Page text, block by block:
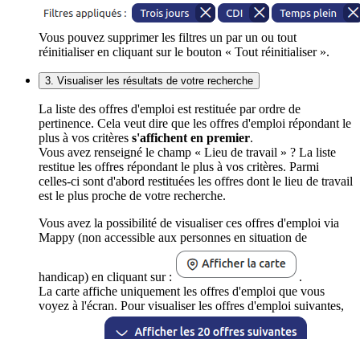
Vous pouvez supprimer les filtres un par un ou tout
réinitialiser en cliquant sur le bouton « Tout réinitialiser ».
3. Visualiser les résultats de votre recherche
La liste des offres d'emploi est restituée par ordre de
pertinence. Cela veut dire que les offres d'emploi répondant le
plus à vos critères s'affichent en premier.
Vous avez renseigné le champ « Lieu de travail » ? La liste
restitue les offres répondant le plus à vos critères. Parmi
celles-ci sont d'abord restituées les offres dont le lieu de travail
est le plus proche de votre recherche.
Vous avez la possibilité de visualiser ces offres d'emploi via
Mappy (non accessible aux personnes en situation de
handicap) en cliquant sur :
.
La carte affiche uniquement les offres d'emploi que vous
voyez à l'écran. Pour visualiser les offres d'emploi suivantes,